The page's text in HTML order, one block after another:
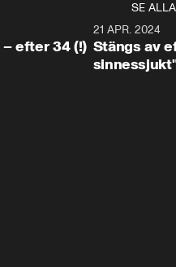
SE ALLA
efter 34 (!)
21 APR. 2024
Stängs av